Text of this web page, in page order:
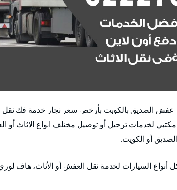
عفش الصديق بالكويت بأرخص سعر نجار خدمة فك
لخدمات ترحيل أو توصيل مختلف انواع الاثاث أو
أو الكويت.
أنواع السيارات لخدمة نقل العفش أو الأثاث، هاف